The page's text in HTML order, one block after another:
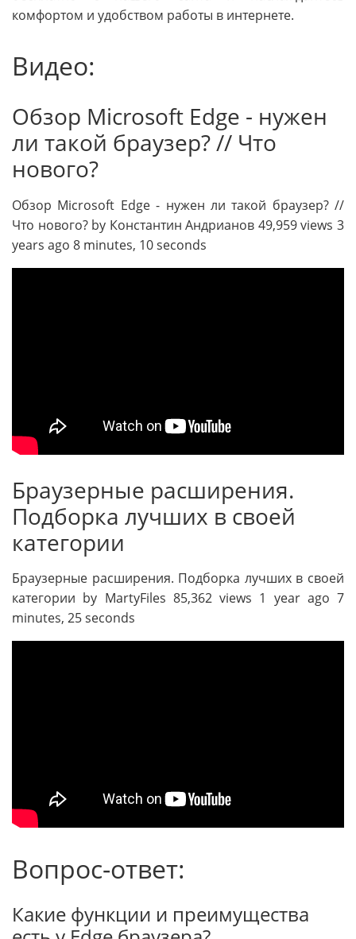
комфортом и удобством работы в интернете.
Видео:
Обзор Microsoft Edge - нужен
ли такой браузер? // Что
нового?
Обзор Microsoft Edge - нужен ли такой браузер? //
Что нового? by Константин Андрианов 49,959 views 3
years ago 8 minutes, 10 seconds
Браузерные расширения.
Подборка лучших в своей
категории
Браузерные расширения. Подборка лучших в своей
категории by MartyFiles 85,362 views 1 year ago 7
minutes, 25 seconds
Вопрос-ответ:
Какие функции и преимущества